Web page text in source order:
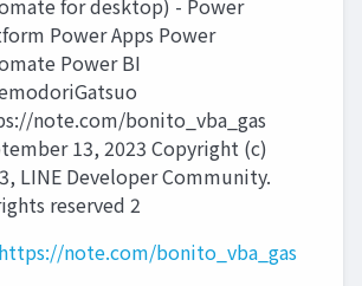
for desktop) - Power
Power Apps Power
Power BI
note.com/bonito_vba_gas
13, 2023 Copyright (c)
LINE Developer Community.
reserved 2
https://note.com/bonito_vba_gas